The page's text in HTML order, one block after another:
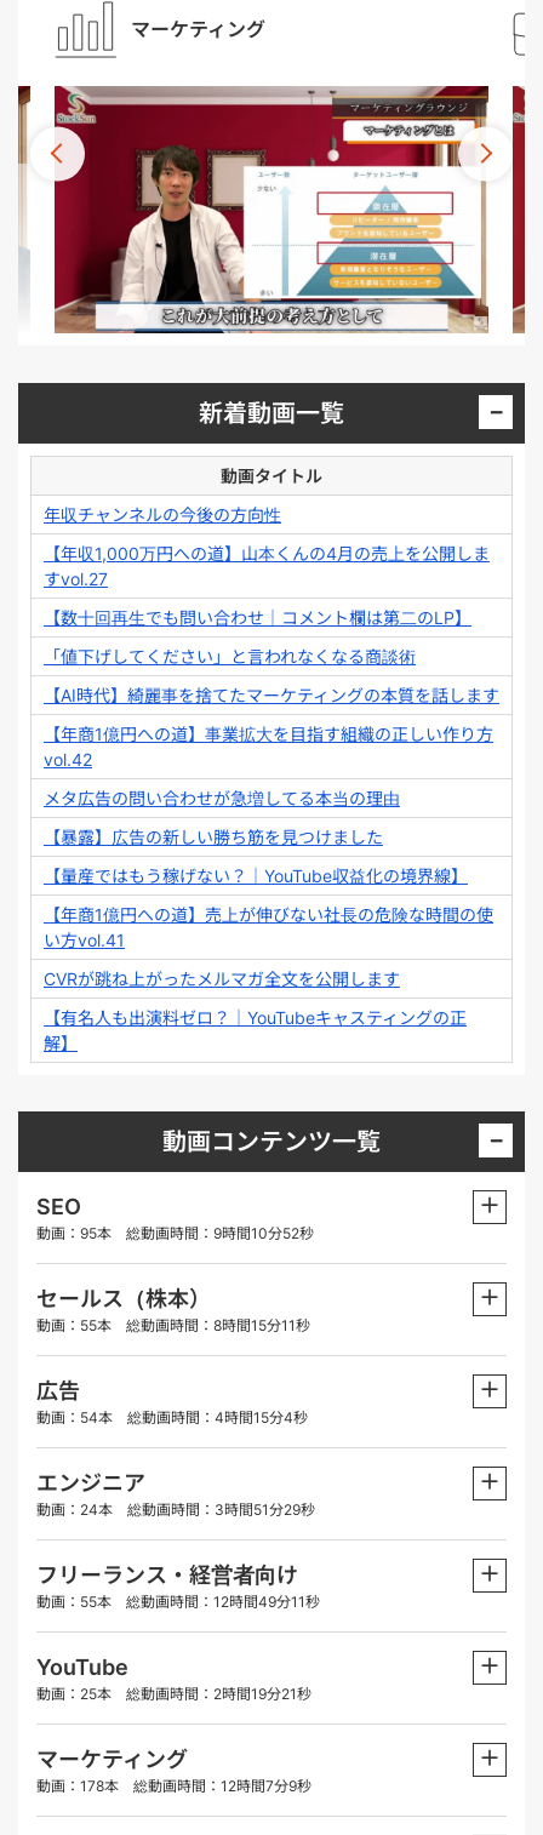
マーケティング
新着動画一覧 −
動画タイトル
年収チャンネルの今後の方向性
【年収1,000万円への道】山本くんの4月の売上を公開しま
すvol.27
【数十回再生でも問い合わせ｜コメント欄は第二のLP】
「値下げしてください」と言われなくなる商談術
【AI時代】綺麗事を捨てたマーケティングの本質を話します
【年商1億円への道】事業拡大を目指す組織の正しい作り方
vol.42
メタ広告の問い合わせが急増してる本当の理由
【暴露】広告の新しい勝ち筋を見つけました
【量産ではもう稼げない？｜YouTube収益化の境界線】
【年商1億円への道】売上が伸びない社長の危険な時間の使
い方vol.41
CVRが跳ね上がったメルマガ全文を公開します
【有名人も出演料ゼロ？｜YouTubeキャスティングの正
解】
動画コンテンツ一覧 −
SEO
動画：95本 総動画時間：9時間10分52秒
＋
セールス（株本）
動画：55本 総動画時間：8時間15分11秒
＋
広告
動画：54本 総動画時間：4時間15分4秒
＋
エンジニア
動画：24本 総動画時間：3時間51分29秒
＋
フリーランス・経営者向け
動画：55本 総動画時間：12時間49分11秒
＋
YouTube
動画：25本 総動画時間：2時間19分21秒
＋
マーケティング
動画：178本 総動画時間：12時間7分9秒
＋